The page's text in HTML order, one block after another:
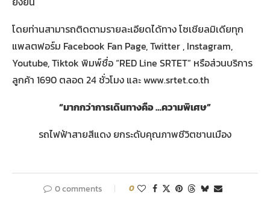
โดยท่านสามารถติดตามรายละเอียดได้ทาง โซเชียลมิเดียทุก
แพลตฟอร์ม Facebook Fan Page, Twitter , Instagram,
Youtube, Tiktok พิมพ์ชื่อ “RED Line SRTET” หรือส่วนบริการ
ลูกค้า 1690 ตลอด 24 ชั่วโมง และ www.srtet.co.th
“มากกว่าการเดินทางคือ …ความพิเศษ”
รถไฟฟ้าสายสีแดง ยกระดับคุณภาพชีวิตชานเมือง
0 comments 0